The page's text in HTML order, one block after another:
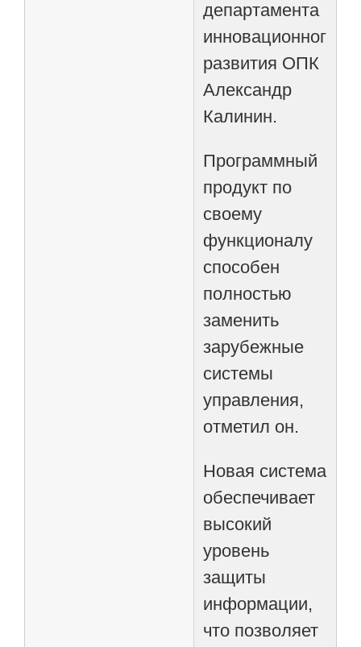
департамента
инновационного
развития ОПК
Александр
Калинин.
Программный
продукт по
своему
функционалу
способен
полностью
заменить
зарубежные
системы
управления,
отметил он.
Новая система
обеспечивает
высокий
уровень
защиты
информации,
что позволяет